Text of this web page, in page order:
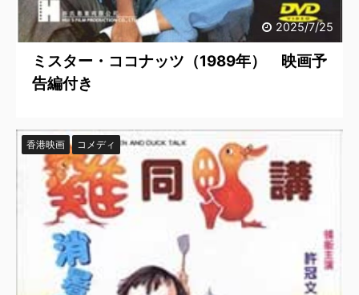
2025/7/25
ミスター・ココナッツ（1989年） 映画予
告編付き
香港映画 コメディ